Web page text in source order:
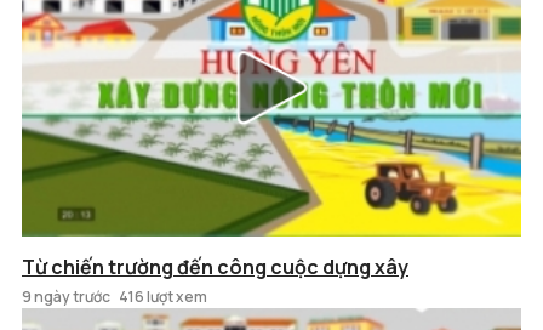
Từ chiến trường đến công cuộc dựng xây
9 ngày trước 416 lượt xem